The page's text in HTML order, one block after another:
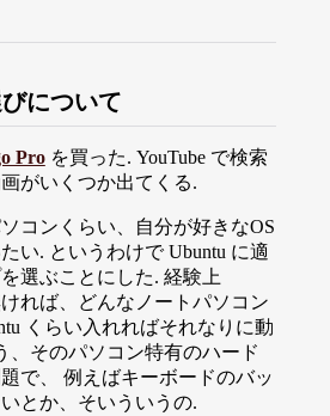
について
Proを買った. YouTube で検索
がいくつか出てくる.
コンくらい、自分が好きなOS
い. というわけで Ubuntu に適
選ぶことにした. 経験上
れば、どんなノートパソコン
くらい入れればそれなりに動
、そのパソコン特有のハード
で、 例えばキーボードのバッ
とか、そいういうの.